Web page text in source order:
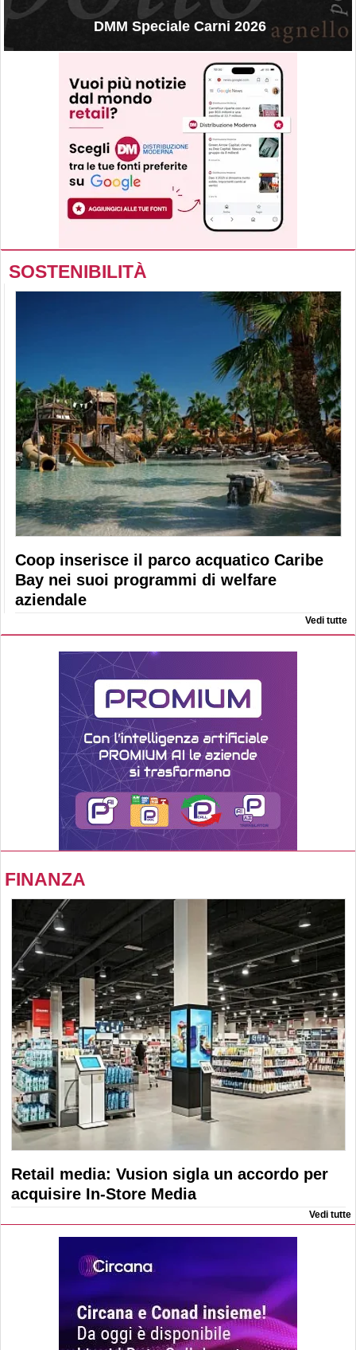
DMM Speciale Carni 2026
SOSTENIBILITÀ
Coop inserisce il parco acquatico Caribe
Bay nei suoi programmi di welfare
aziendale
Vedi tutte
FINANZA
Retail media: Vusion sigla un accordo per
acquisire In-Store Media
Vedi tutte